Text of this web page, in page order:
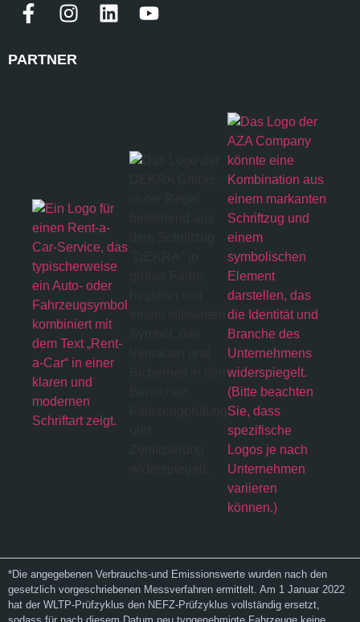
PARTNER
*Die angegebenen Verbrauchs-und Emissionswerte wurden nach den
gesetzlich vorgeschriebenen Messverfahren ermittelt. Am 1 Januar 2022
hat der WLTP-Prüfzyklus den NEFZ-Prüfzyklus vollständig ersetzt,